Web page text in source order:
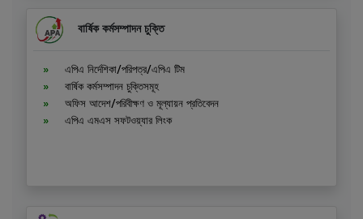
বার্ষিক কর্মসম্পাদন চুক্তি
এপিএ নির্দেশিকা/পরিপত্র/এপিএ টিম
বার্ষিক কর্মসম্পাদন চুক্তিসমূহ
অফিস আদেশ/পরিবীক্ষণ ও মূল্যায়ন প্রতিবেদন
এপিএ এমএস সফটওয়্যার লিংক